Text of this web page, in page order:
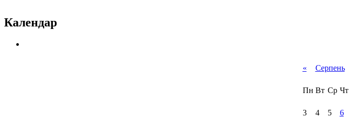
Календар
« Серпень
Пн Вт Ср Чт
3
4 5 6